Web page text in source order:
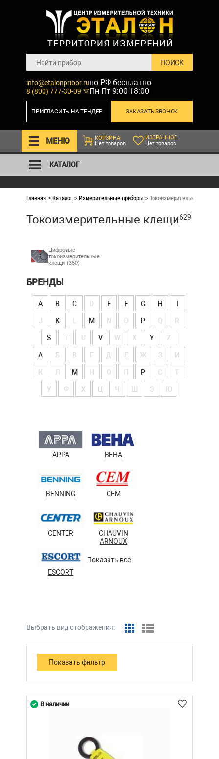
info@etalonpribor.ru
8 (800) 777-30-09
по РФ бесплатно
Пн-Пт 9:00-18:00
ЗАКАЗАТЬ ЗВОНОК
ПРИГЛАСИТЬ НА ТЕНДЕР
МЕНЮ
КОРЗИНА
Нет товаров
ИЗБРАННОЕ
Нет товаров
КАТАЛОГ
Главная >Каталог>Измерительные приборы >Токоизмерительные клещи
Токоизмерительные клещи629
Цифровые
токоизмерительные
клещи (350)
БРЕНДЫ
A B C D E F G H
J K M N O P Q R
S T V W X Y Z
А Б В Г Д Е Ж З И
К Л М Н О П Р С Т
У Ф Х Ч Э Ю
APPA BEHA
BENNING CEM
CENTER
CHAUVIN
ARNOUX
ESCORT
Показать все
Выбрать вид отображения:
В наличии